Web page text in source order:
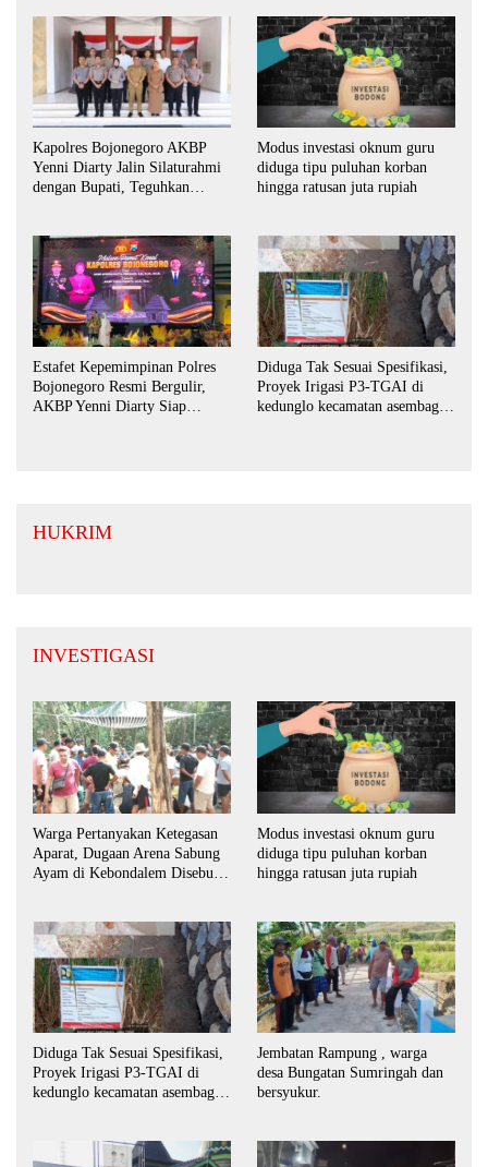
Kapolres Bojonegoro AKBP
Yenni Diarty Jalin Silaturahmi
dengan Bupati, Teguhkan
Modus investasi oknum guru
diduga tipu puluhan korban
hingga ratusan juta rupiah
Estafet Kepemimpinan Polres
Bojonegoro Resmi Bergulir,
AKBP Yenni Diarty Siap
Diduga Tak Sesuai Spesifikasi,
Proyek Irigasi P3-TGAI di
kedunglo kecamatan asembagus
HUKRIM
INVESTIGASI
Warga Pertanyakan Ketegasan
Aparat, Dugaan Arena Sabung
Ayam di Kebondalem Disebut
Modus investasi oknum guru
diduga tipu puluhan korban
hingga ratusan juta rupiah
Diduga Tak Sesuai Spesifikasi,
Proyek Irigasi P3-TGAI di
kedunglo kecamatan asembagus
Jembatan Rampung , warga
desa Bungatan Sumringah dan
bersyukur.